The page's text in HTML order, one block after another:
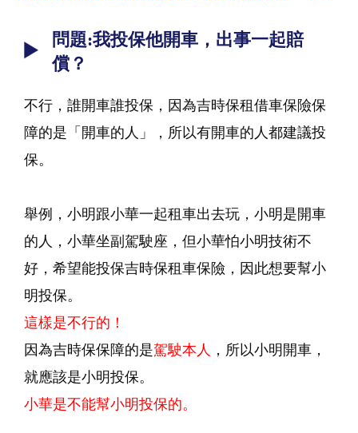
問題:我投保他開車，出事一起賠
償？
不行，誰開車誰投保，因為吉時保租借車保險保
障的是「開車的人」，所以有開車的人都建議投
保。
舉例，小明跟小華一起租車出去玩，小明是開車
的人，小華坐副駕駛座，但小華怕小明技術不
好，希望能投保吉時保租車保險，因此想要幫小
明投保。
這樣是不行的！
因為吉時保保障的是駕駛本人 ，所以小明開車，
就應該是小明投保。
小華是不能幫小明投保的。